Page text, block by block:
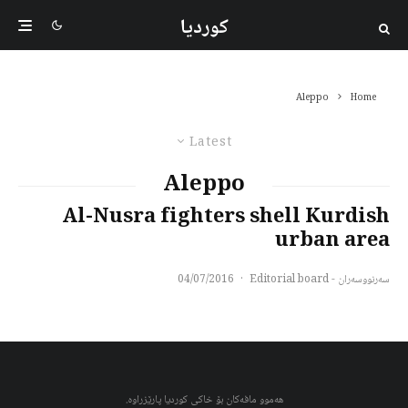
کوردیا
Home
Aleppo
Latest
Aleppo
Al-Nusra fighters shell Kurdish
urban area
سەرنووسەران - Editorial board ·
04/07/2016
هەموو مافەکان بۆ خاکی کوردیا پارێزراوە.